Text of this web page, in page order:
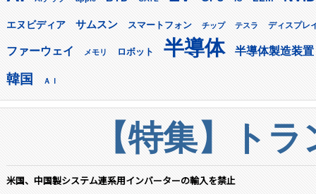
エヌビディア サムスン スマートフォン チップ テスラ ディスプレ
ファーウェイ メモリ ロボット 半導体 半導体製造装置
韓国 ＡＩ
【特集】ト
米国、中国製システム連系用インバーターの輸入を禁止